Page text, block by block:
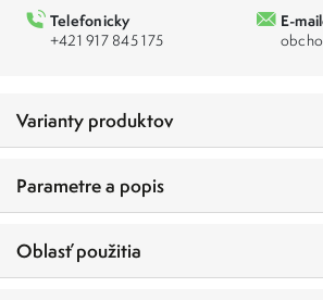
Telefonicky
+421 917 845 175
E-
Varianty produktov
Parametre a popis
Oblasť použitia